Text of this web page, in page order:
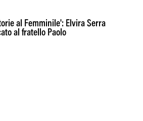
al Femminile': Elvira Serra
al fratello Paolo